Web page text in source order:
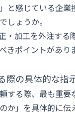
と感じている企業
しょうか。
・加工を外注する
きポイントがあり
際の具体的な指
する際、最も重要
か」を具体的に伝